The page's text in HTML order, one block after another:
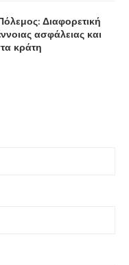
Διαφορετική
ασφάλειας και
κράτη